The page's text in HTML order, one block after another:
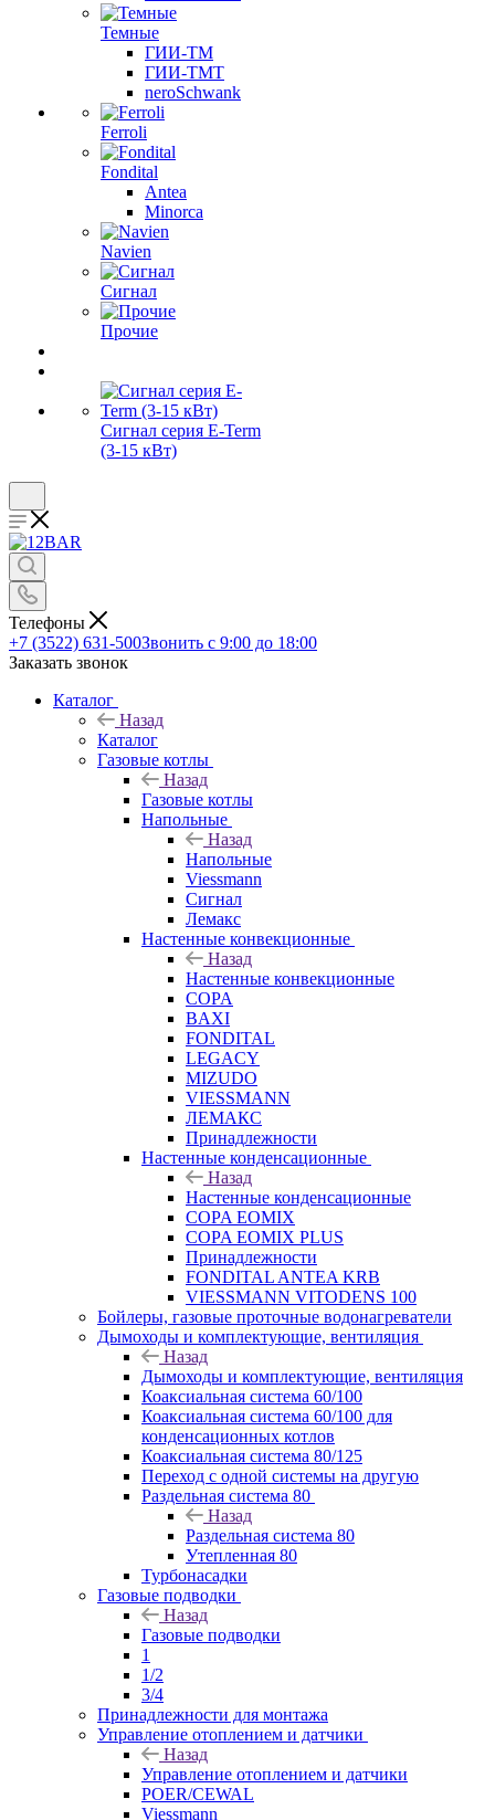
Темные
ГИИ-ТМ
ГИИ-ТМТ
neroSchwank
Ferroli
Fondital
Antea
Minorca
Navien
Сигнал
Прочие
Сигнал серия E-Term
(3-15 кВт)
Телефоны
+7 (3522) 631-500Звонить с 9:00 до 18:00
Заказать звонок
Каталог
Назад
Каталог
Газовые котлы
Назад
Газовые котлы
Напольные
Назад
Напольные
Viessmann
Сигнал
Лемакс
Настенные конвекционные
Назад
Настенные конвекционные
COPA
BAXI
FONDITAL
LEGACY
MIZUDO
VIESSMANN
ЛЕМАКС
Принадлежности
Настенные конденсационные
Назад
Настенные конденсационные
COPA EOMIX
COPA EOMIX PLUS
Принадлежности
FONDITAL ANTEA KRB
VIESSMANN VITODENS 100
Бойлеры, газовые проточные водонагреватели
Дымоходы и комплектующие, вентиляция
Назад
Дымоходы и комплектующие, вентиляция
Коаксиальная система 60/100
Коаксиальная система 60/100 для
конденсационных котлов
Коаксиальная система 80/125
Переход с одной системы на другую
Раздельная система 80
Назад
Раздельная система 80
Утепленная 80
Турбонасадки
Газовые подводки
Назад
Газовые подводки
1
1/2
3/4
Принадлежности для монтажа
Управление отоплением и датчики
Назад
Управление отоплением и датчики
POER/CEWAL
Viessmann